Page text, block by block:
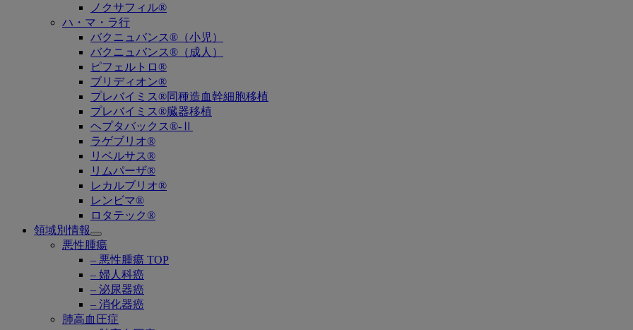
ノクサフィル®
ハ・マ・ラ行
バクニュバンス®（小児）
バクニュバンス®（成人）
ピフェルトロ®
ブリディオン®
プレバイミス®同種造血幹細胞移植
プレバイミス®臓器移植
ヘプタバックス®-Ⅱ
ラゲブリオ®
リベルサス®
リムパーザ®
レカルブリオ®
レンビマ®
ロタテック®
領域別情報
Open
submenu
悪性腫瘍
– 悪性腫瘍 TOP
– 婦人科癌
– 泌尿器癌
– 消化器癌
肺高血圧症